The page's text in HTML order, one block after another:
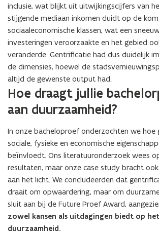
inclusie, wat blijkt uit uitwijkingscijfers van
stijgende mediaan inkomen duidt op de
sociaaleconomische klassen, wat een
investeringen veroorzaakte en het gebied
veranderde. Gentrificatie had dus duidelijk
de dimensies, hoewel de
altijd de gewenste output had.
Hoe draagt jullie
aan duurzaamheid?
In onze bacheloproef onderzochten we hoe
sociale, fysieke en economische
beïnvloedt. Ons literatuuronderzoek wees
resultaten, maar onze case study bracht
aan het licht. We concludeerden dat
draait om opwaardering, maar om
sluit aan bij de Future Proef Award,
zowel kansen als uitdagingen biedt op
duurzaamheid.